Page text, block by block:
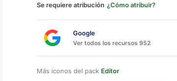
Se requiere atribución ¿Cómo atribuir?
Google
Ver todos los recursos 952
Más iconos del pack Editor